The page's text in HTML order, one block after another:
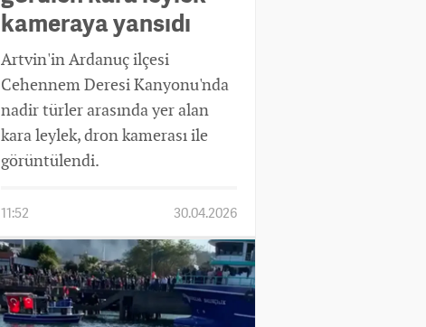
kameraya yansıdı
Artvin'in Ardanuç ilçesi
Cehennem Deresi Kanyonu'nda
nadir türler arasında yer alan
kara leylek, dron kamerası ile
görüntülendi.
11:52 30.04.2026